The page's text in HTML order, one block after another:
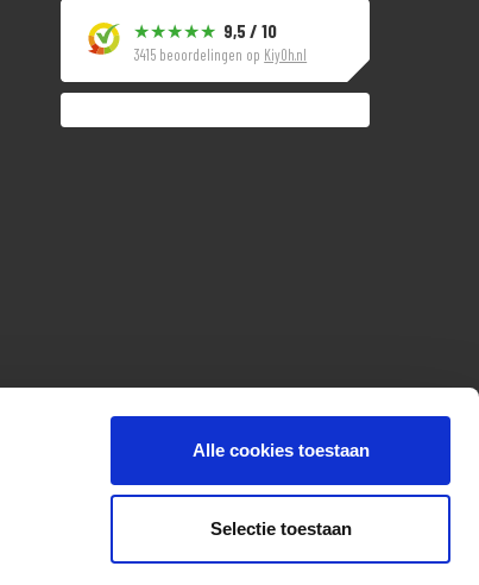
Alle cookies toestaan
Selectie toestaan
9,5 / 10
3415 beoordelingen op KiyOh.nl